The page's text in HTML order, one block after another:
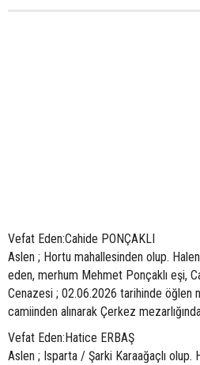
Vefat Eden:Cahide PONÇAKLI
Aslen ; Hortu mahallesinden olup.
eden, merhum Mehmet Ponçaklı eşi,
Cenazesi ; 02.06.2026 tarihinde öğlen
camiinden alınarak Çerkez
Vefat Eden:Hatice ERBAŞ
Aslen ; Isparta / Şarki Karaağaçlı olup.